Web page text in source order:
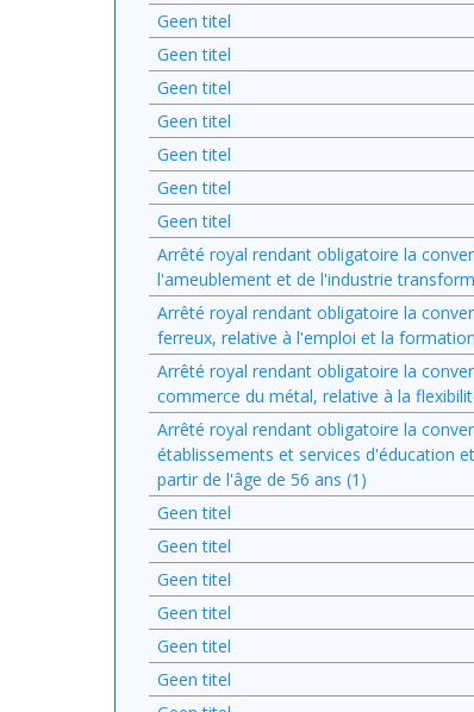
Geen titel
Geen titel
Geen titel
Geen titel
Geen titel
Geen titel
Geen titel
Arrêté royal rendant obligatoire la
l'ameublement et de l'industrie
Arrêté royal rendant obligatoire la
ferreux, relative à l'emploi et la
Arrêté royal rendant obligatoire la
commerce du métal, relative à la
Arrêté royal rendant obligatoire la
établissements et services d'éducation
partir de l'âge de 56 ans (1)
Geen titel
Geen titel
Geen titel
Geen titel
Geen titel
Geen titel